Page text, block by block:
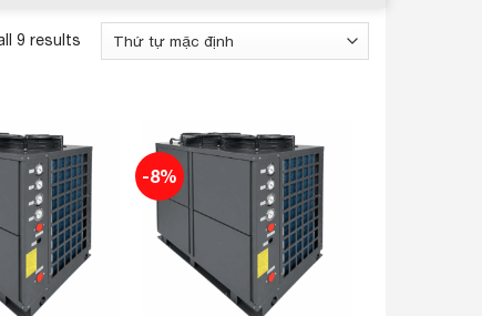
9 results
-8%